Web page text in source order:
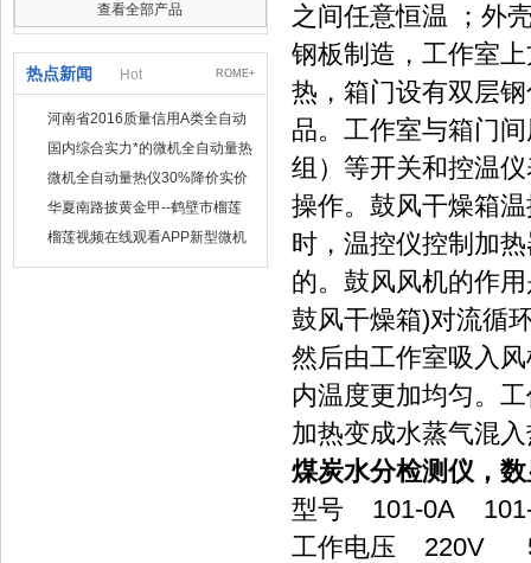
查看全部产品
热点新闻 Hot ROME+
河南省2016质量信用A类全自动
量热仪
国内综合实力*的微机全自动量热
仪制造企业
微机全自动量热仪30%降价实价
出售
华夏南路披黄金甲--鹤壁市榴莲
视频在线观看APP仪器仪表有限
榴莲视频在线观看APP新型微机
之间任意恒温 ；
钢板制造，工作室
热，箱门设有双
品。工作室与箱门间
组）等开关和控温仪
操作。鼓风干燥箱
时，温控仪控制加
的。鼓风风机的
鼓风干燥箱)对流循环
然后由工作室吸入风
内温度更加均匀。
加热变成水蒸气混入热
煤炭水分检测仪，
型号 101-0A
工作电压 220V